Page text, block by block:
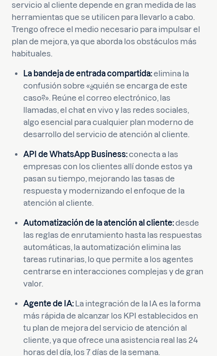
servicio al cliente depende en gran medida de las
herramientas que se utilicen para llevarlo a cabo.
Trengo ofrece el medio necesario para impulsar el
plan de mejora, ya que aborda los obstáculos más
habituales.
La bandeja de entrada compartida:elimina la
confusión sobre «¿quién se encarga de este
caso?». Reúne el correo electrónico, las
llamadas, el chat en vivo y las redes sociales,
algo esencial para cualquier plan moderno de
desarrollo del servicio de atención al cliente.
API de WhatsApp Business:conecta a las
empresas con los clientes allí donde estos ya
pasan su tiempo, mejorando las tasas de
respuesta y modernizando el enfoque de la
atención al cliente.
Automatización de la atención al cliente:desde
las reglas de enrutamiento hasta las respuestas
automáticas, la automatización elimina las
tareas rutinarias, lo que permite a los agentes
centrarse en interacciones complejas y de gran
valor.
Agente de IA: La integración de la IA es la forma
más rápida de alcanzar los KPI establecidos en
tu plan de mejora del servicio de atención al
cliente, ya que ofrece una asistencia real las 24
horas del día, los 7 días de la semana.